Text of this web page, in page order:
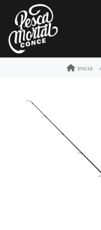
Inicio